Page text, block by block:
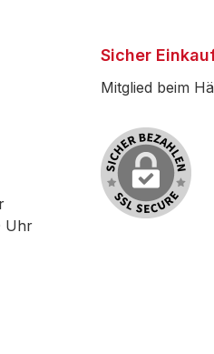
Uhr
Sicher
Mitglied beim